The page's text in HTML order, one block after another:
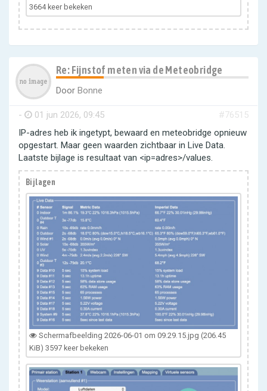
3664 keer bekeken
Re: Fijnstof meten via de Meteobridge
Door Bonne
- 01 jun 2026, 09:45
#76515
IP-adres heb ik ingetypt, bewaard en meteobridge opnieuw
opgestart. Maar geen waarden zichtbaar in Live Data.
Laatste bijlage is resultaat van <ip=adres>/values.
Bijlagen
Scherm­afbeelding 2026-06-01 om 09.29.15.jpg (206.45
KiB) 3597 keer bekeken